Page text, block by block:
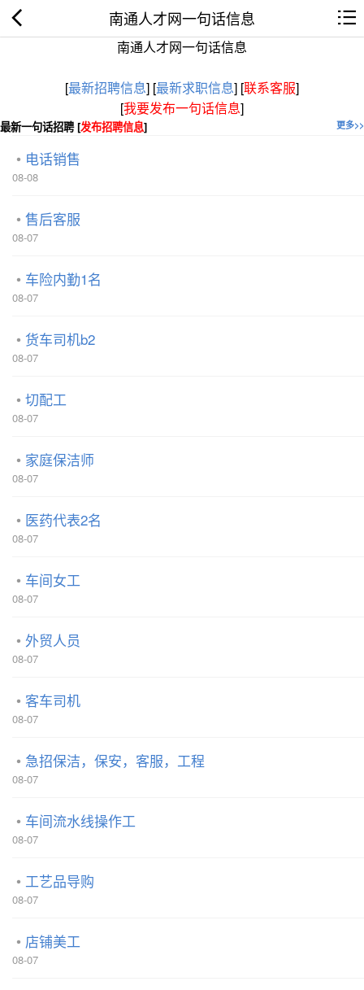
南通人才网一句话信息
南通人才网一句话信息
[最新招聘信息] [最新求职信息] [联系客服]
[我要发布一句话信息]
更多>>
最新一句话招聘 [发布招聘信息]
电话销售
08-08
售后客服
08-07
车险内勤1名
08-07
货车司机b2
08-07
切配工
08-07
家庭保洁师
08-07
医药代表2名
08-07
车间女工
08-07
外贸人员
08-07
客车司机
08-07
急招保洁，保安，客服，工程
08-07
车间流水线操作工
08-07
工艺品导购
08-07
店铺美工
08-07